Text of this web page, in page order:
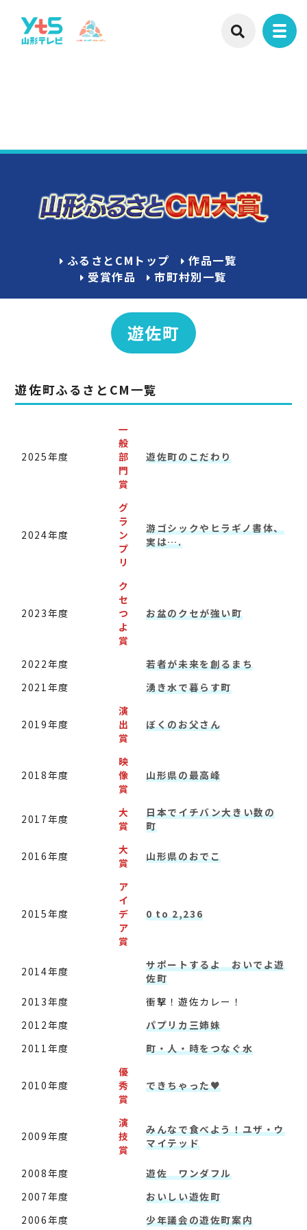
ふるさとCMトップ
作品一覧
受賞作品
市町村別一覧
遊佐町
遊佐町ふるさとCM一覧
2025年度
一
般
部
門
賞
遊佐町のこだわり
2024年度
グ
ラ
ン
プ
リ
游ゴシックやヒラギノ書体、
実は….
2023年度
ク
セ
つ
よ
賞
お盆のクセが強い町
2022年度
若者が未来を創るまち
2021年度
湧き水で暮らす町
2019年度
演
出
賞
ぼくのお父さん
2018年度
映
像
賞
山形県の最高峰
2017年度
大
賞
日本でイチバン大きい数の
町
2016年度
大
賞
山形県のおでこ
2015年度
ア
イ
デ
ア
賞
0 to 2,236
2014年度
サポートするよ おいでよ遊
佐町
2013年度
衝撃！遊佐カレー！
2012年度
パプリカ三姉妹
2011年度
町・人・時をつなぐ水
2010年度
優
秀
賞
できちゃった♥
2009年度
演
技
賞
みんなで食べよう！ユザ・ウ
マイテッド
2008年度
遊佐 ワンダフル
2007年度
おいしい遊佐町
2006年度
少年議会の遊佐町案内